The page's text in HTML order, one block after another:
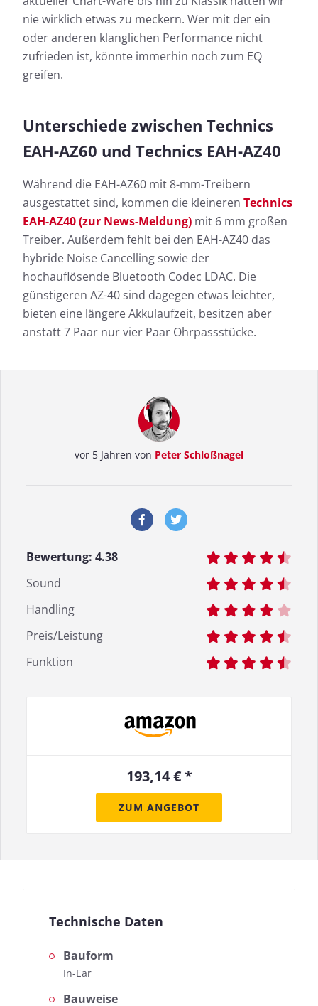
nie wirklich etwas zu meckern. Wer mit der ein
oder anderen klanglichen Performance nicht
zufrieden ist, könnte immerhin noch zum EQ
greifen.
Unterschiede zwischen Technics
EAH-AZ60 und Technics EAH-AZ40
Während die EAH-AZ60 mit 8-mm-Treibern
ausgestattet sind, kommen die kleineren Technics
EAH-AZ40 (zur News-Meldung) mit 6 mm großen
Treiber. Außerdem fehlt bei den EAH-AZ40 das
hybride Noise Cancelling sowie der
hochauflösende Bluetooth Codec LDAC. Die
günstigeren AZ-40 sind dagegen etwas leichter,
bieten eine längere Akkulaufzeit, besitzen aber
anstatt 7 Paar nur vier Paar Ohrpassstücke.
vor 5 Jahren von Peter Schloßnagel
Bewertung: 4.38
Sound
Handling
Preis/Leistung
Funktion
193,14 € *
ZUM ANGEBOT
Technische Daten
Bauform
In-Ear
Bauweise